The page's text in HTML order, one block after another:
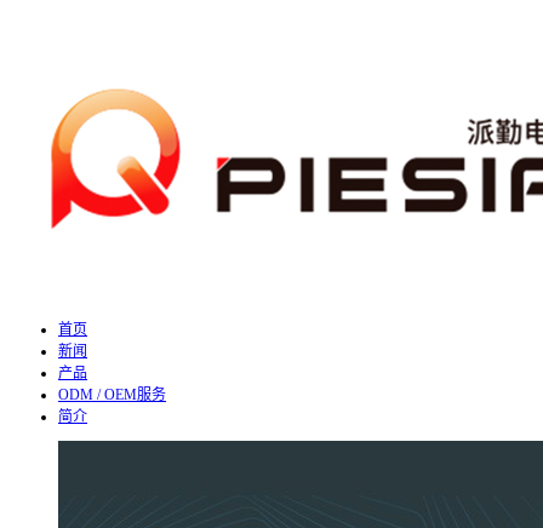
首页
新闻
产品
ODM / OEM服务
简介